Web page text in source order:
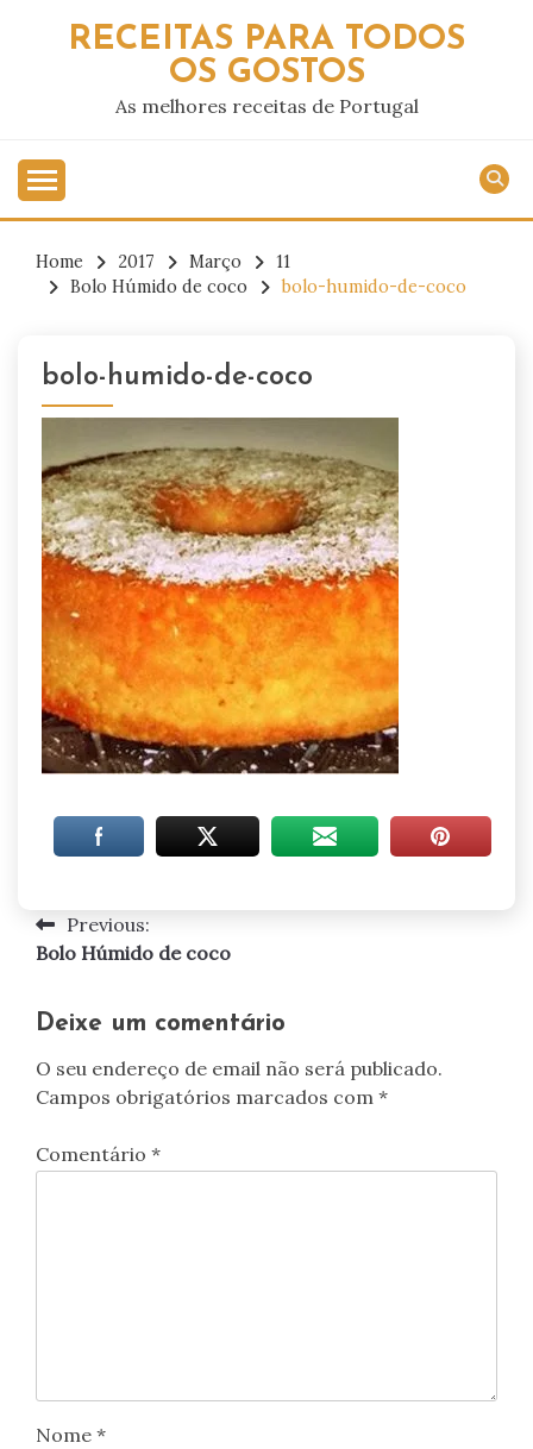
RECEITAS PARA TODOS
OS GOSTOS
As melhores receitas de Portugal
Home 2017 Março
11
Bolo Húmido de coco
bolo-humido-de-coco
bolo-humido-de-coco
Navegação
artigos
Previous:
Bolo Húmido de coco
Deixe um comentário
O seu endereço de email não será publicado.
Campos obrigatórios marcados com *
Comentário *
Nome *